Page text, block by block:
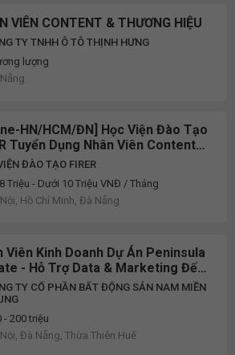
VIÊN CONTENT & THƯƠNG HIỆU
TY TNHH Ô TÔ THỊNH HƯNG
lượng
HN/HCM/ĐN] Học Viện Đào Tạo
Tuyển Dụng Nhân Viên Content
Giảng Viên Ứng Dụng AI
Tác Quản Trị Nhân Sự Full-
2026
ĐÀO TẠO FIRER
Triệu - Dưới 10 Triệu VNĐ / Tháng
Hồ Chí Minh, Đà Nẵng
Viên Kinh Doanh Dự Án Peninsula
- Hỗ Trợ Data & Marketing Đến
TY CỔ PHẦN BẤT ĐỘNG SẢN NAM MIỀN
- 200 triệu
Đà Nẵng, Thừa Thiên Huế